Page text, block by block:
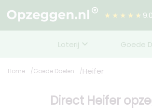
★★★★★
Loterij Goede
Home Goede Doelen Heifer
Direct Heifer